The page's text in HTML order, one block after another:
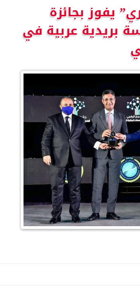
يفوز بجائزة
بريدية عربية في